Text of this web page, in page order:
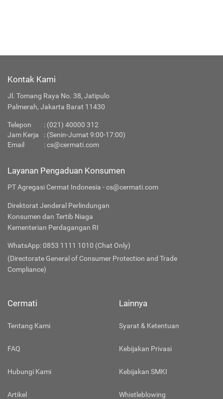
Kontak Kami
Jl. Tomang Raya No. 38, Jatipulo
Palmerah, Jakarta Barat 11430
Telepon : (021) 40000 312
Jam Kerja
: (Senin-Jumat 9:00-17:00)
Email
:cs@cermati.com
Layanan Pengaduan Konsumen
PT Agregasi Cermat Indonesia - cs@cermati.com
Direktorat Jenderal Perlindungan
Konsumen dan Tertib Niaga
Kementerian Perdagangan RI
WhatsApp: 0853 1111 1010 (Chat Only)
(Directorate General of Consumer Protection and Trade
Compliance)
Cermati
Tentang Kami
FAQ
Hubungi Kami
Artikel
Lainnya
Syarat & Ketentuan
Kebijakan Privasi
Kebijakan SMKI
Whistleblowing